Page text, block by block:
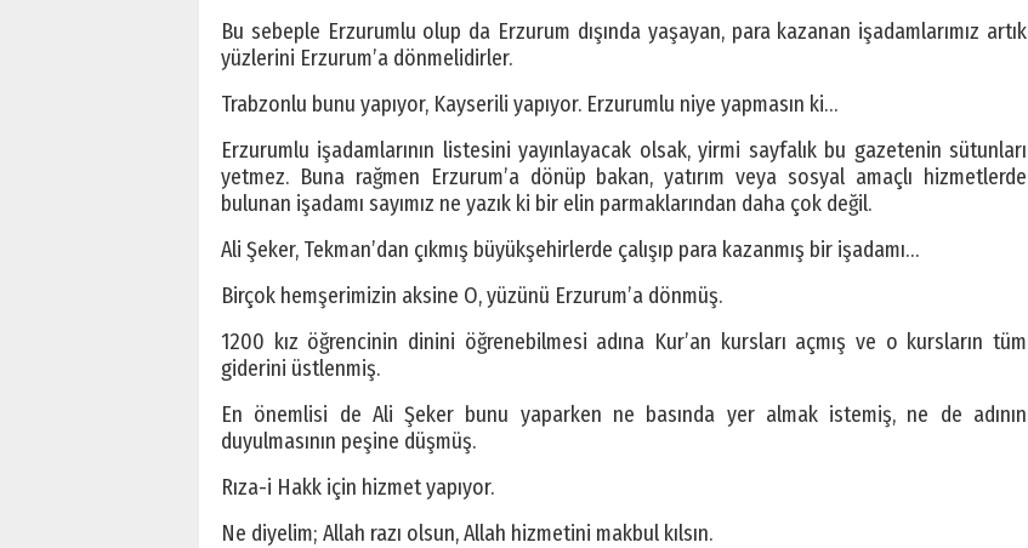
Bu sebeple Erzurumlu olup da Erzurum dışında yaşayan, para kazanan işadamlarımız artık
yüzlerini Erzurum’a dönmelidirler.
Trabzonlu bunu yapıyor, Kayserili yapıyor. Erzurumlu niye yapmasın ki…
Erzurumlu işadamlarının listesini yayınlayacak olsak, yirmi sayfalık bu gazetenin sütunları
yetmez. Buna rağmen Erzurum’a dönüp bakan, yatırım veya sosyal amaçlı hizmetlerde
bulunan işadamı sayımız ne yazık ki bir elin parmaklarından daha çok değil.
Ali Şeker, Tekman’dan çıkmış büyükşehirlerde çalışıp para kazanmış bir işadamı…
Birçok hemşerimizin aksine O, yüzünü Erzurum’a dönmüş.
1200 kız öğrencinin dinini öğrenebilmesi adına Kur’an kursları açmış ve o kursların tüm
giderini üstlenmiş.
En önemlisi de Ali Şeker bunu yaparken ne basında yer almak istemiş, ne de adının
duyulmasının peşine düşmüş.
Rıza-i Hakk için hizmet yapıyor.
Ne diyelim; Allah razı olsun, Allah hizmetini makbul kılsın.